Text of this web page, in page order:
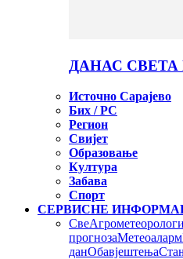
ДАНАС
Источно Сарајево
Бих / РС
Регион
Свијет
Образовање
Култура
Забава
Спорт
СЕРВИСНЕ
Све
прогнозаМетеоаларм
данОбавјештења